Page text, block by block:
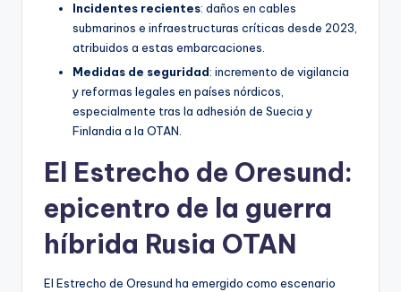
Incidentes recientes: daños en cables
submarinos e infraestructuras críticas desde 2023,
atribuidos a estas embarcaciones.
Medidas de seguridad: incremento de vigilancia
y reformas legales en países nórdicos,
especialmente tras la adhesión de Suecia y
Finlandia a la OTAN.
El Estrecho de Oresund:
epicentro de la guerra
híbrida Rusia OTAN
El Estrecho de Oresund ha emergido como escenario